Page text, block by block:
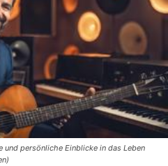
und persönliche Einblicke in das Leben